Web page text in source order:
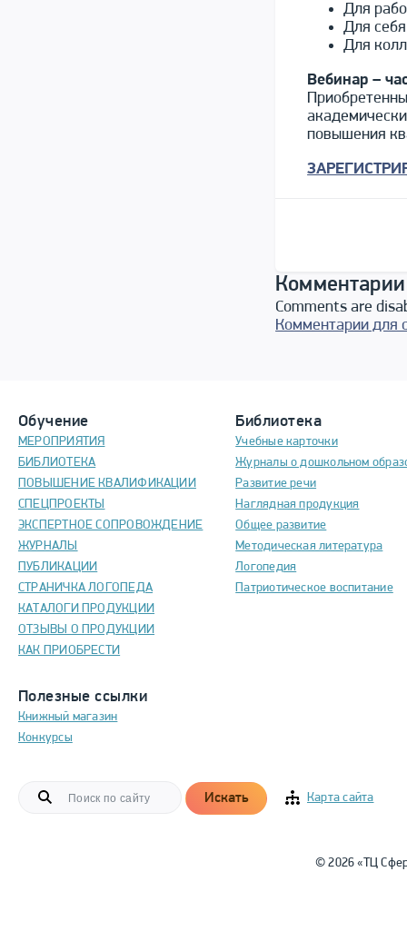
Для
Для
Для
Вебинар –
повышения
Comments are
Комментарии для
Обучение
МЕРОПРИЯТИЯ
БИБЛИОТЕКА
ПОВЫШЕНИЕ КВАЛИФИКАЦИИ
СПЕЦПРОЕКТЫ
ЭКСПЕРТНОЕ СОПРОВОЖДЕНИЕ
ЖУРНАЛЫ
ПУБЛИКАЦИИ
СТРАНИЧКА ЛОГОПЕДА
КАТАЛОГИ ПРОДУКЦИИ
ОТЗЫВЫ О ПРОДУКЦИИ
КАК ПРИОБРЕСТИ
Полезные ссылки
Книжный магазин
Конкурсы
Библиотека
Учебные карточки
Журналы о дошкольном
Развитие речи
Наглядная продукция
Общее развитие
Методическая литература
Логопедия
Патриотическое воспитание
Искать Карта сайта
© 2026 «ТЦ